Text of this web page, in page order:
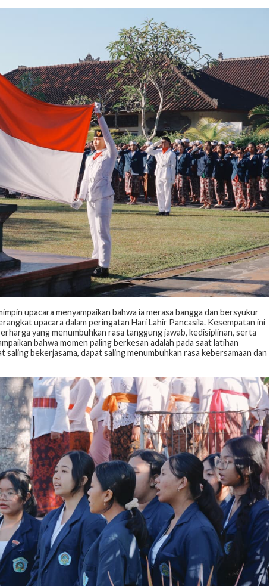
upacara menyampaikan bahwa ia merasa bangga dan bersyukur
upacara dalam peringatan Hari Lahir Pancasila. Kesempatan ini
yang menumbuhkan rasa tanggung jawab, kedisiplinan, serta
bahwa momen paling berkesan adalah pada saat latihan
bekerjasama, dapat saling menumbuhkan rasa kebersamaan dan